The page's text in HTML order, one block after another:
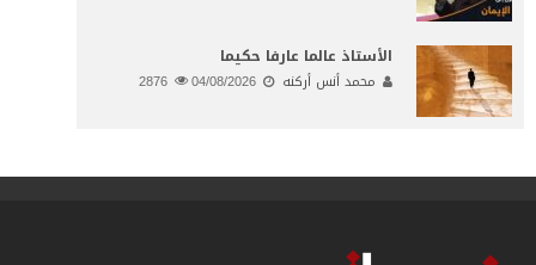
الأستاذ عالما عارفا حكيما
محمد أنس أركنه 04/08/2026